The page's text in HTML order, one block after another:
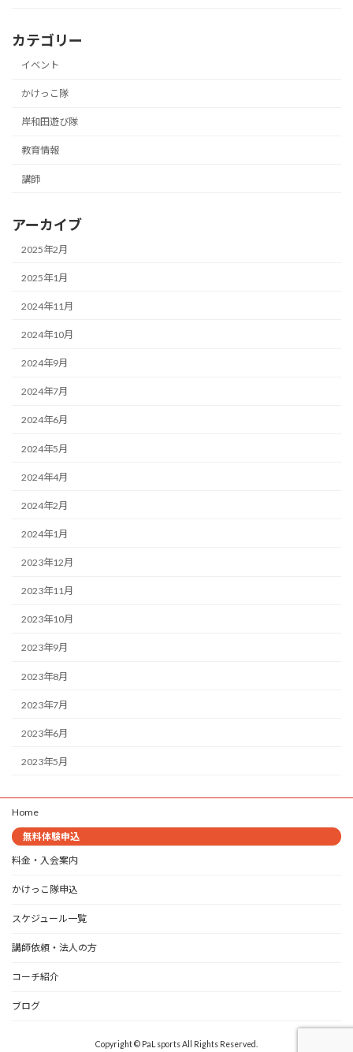
カテゴリー
イベント
かけっこ隊
岸和田遊び隊
教育情報
講師
アーカイブ
2025年2月
2025年1月
2024年11月
2024年10月
2024年9月
2024年7月
2024年6月
2024年5月
2024年4月
2024年2月
2024年1月
2023年12月
2023年11月
2023年10月
2023年9月
2023年8月
2023年7月
2023年6月
2023年5月
Home
無料体験申込
料金・入会案内
かけっこ隊申込
スケジュール一覧
講師依頼・法人の方
コーチ紹介
ブログ
Copyright © PaL sports All Rights Reserved.